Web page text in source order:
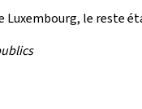
Luxembourg, le